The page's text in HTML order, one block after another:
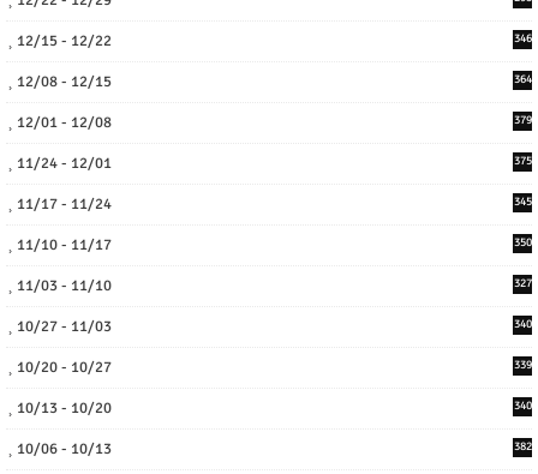
12/15 - 12/22 346
12/08 - 12/15 364
12/01 - 12/08 379
11/24 - 12/01 375
11/17 - 11/24 345
11/10 - 11/17 350
11/03 - 11/10 327
10/27 - 11/03 340
10/20 - 10/27 339
10/13 - 10/20 340
10/06 - 10/13 382